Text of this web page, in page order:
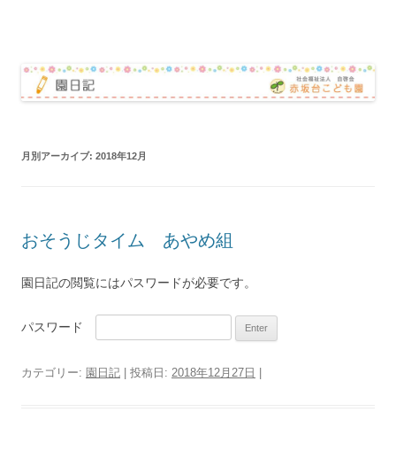
テ
ツ
月別アーカイブ: 2018年12月
おそうじタイム あやめ組
園日記の閲覧にはパスワードが必要です。
パスワード
カテゴリー: 園日記 | 投稿日: 2018年12月27日 |